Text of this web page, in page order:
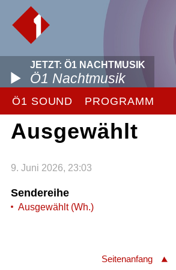
JETZT: Ö1 NACHTMUSIK
Ö1 Nachtmusik
Ö1 SOUND PROGRAMM
Ausgewählt
9. Juni 2026, 23:03
Sendereihe
Ausgewählt (Wh.)
Seitenanfang